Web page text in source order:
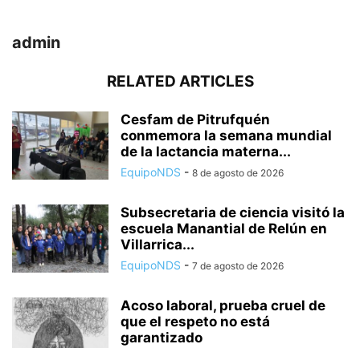
admin
RELATED ARTICLES
Cesfam de Pitrufquén
conmemora la semana mundial
de la lactancia materna...
EquipoNDS - 8 de agosto de 2026
Subsecretaria de ciencia visitó la
escuela Manantial de Relún en
Villarrica...
EquipoNDS - 7 de agosto de 2026
Acoso laboral, prueba cruel de
que el respeto no está
garantizado